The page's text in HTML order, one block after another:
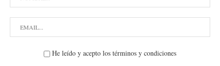
He leído y acepto los términos y condiciones